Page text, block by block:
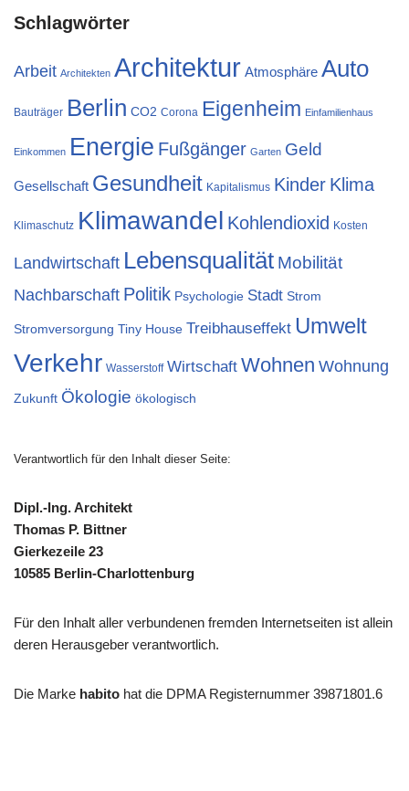
Schlagwörter
Arbeit Architekten Architektur Atmosphäre Auto
Bauträger Berlin CO2 Corona Eigenheim Einfamilienhaus
Einkommen Energie Fußgänger Garten Geld
Gesellschaft Gesundheit Kapitalismus Kinder Klima
Klimaschutz Klimawandel Kohlendioxid Kosten
Landwirtschaft Lebensqualität Mobilität
Nachbarschaft Politik Psychologie Stadt Strom
Stromversorgung Tiny House Treibhauseffekt Umwelt
Verkehr Wasserstoff Wirtschaft Wohnen Wohnung
Zukunft Ökologie ökologisch
Verantwortlich für den Inhalt dieser Seite:
Dipl.-Ing. Architekt
Thomas P. Bittner
Gierkezeile 23
10585 Berlin-Charlottenburg
Für den Inhalt aller verbundenen fremden Internetseiten ist allein
deren Herausgeber verantwortlich.
Die Marke habito hat die DPMA Registernummer 39871801.6